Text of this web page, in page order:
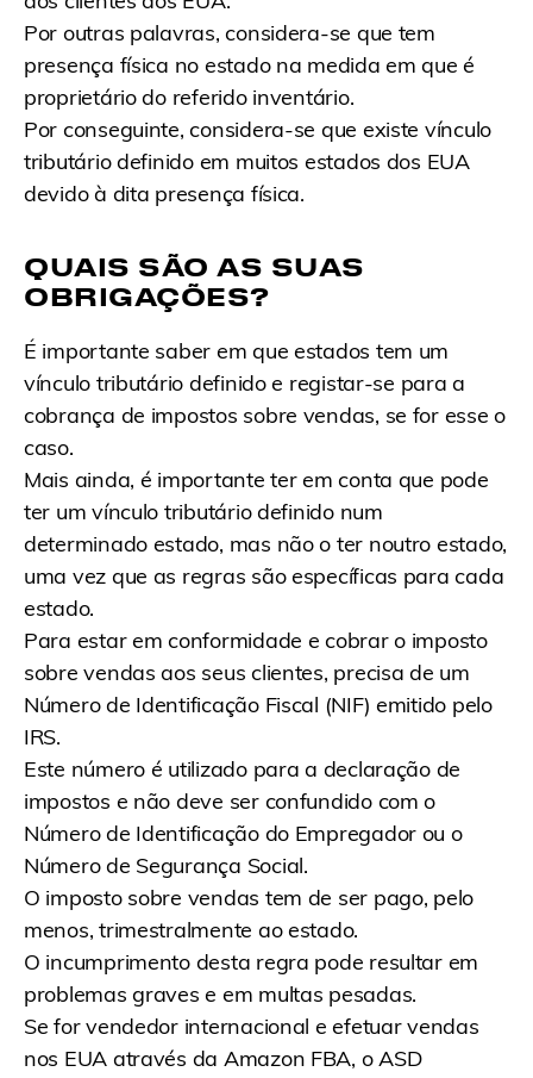
Por outras palavras, considera-se que tem
presença física no estado na medida em que é
proprietário do referido inventário.
Por conseguinte, considera-se que existe vínculo
tributário definido em muitos estados dos EUA
devido à dita presença física.
QUAIS SÃO AS SUAS
OBRIGAÇÕES?
É importante saber em que estados tem um
vínculo tributário definido e registar-se para a
cobrança de impostos sobre vendas, se for esse o
caso.
Mais ainda, é importante ter em conta que pode
ter um vínculo tributário definido num
determinado estado, mas não o ter noutro estado,
uma vez que as regras são específicas para cada
estado.
Para estar em conformidade e cobrar o imposto
sobre vendas aos seus clientes, precisa de um
Número de Identificação Fiscal (NIF) emitido pelo
IRS.
Este número é utilizado para a declaração de
impostos e não deve ser confundido com o
Número de Identificação do Empregador ou o
Número de Segurança Social.
O imposto sobre vendas tem de ser pago, pelo
menos, trimestralmente ao estado.
O incumprimento desta regra pode resultar em
problemas graves e em multas pesadas.
Se for vendedor internacional e efetuar vendas
nos EUA através da Amazon FBA, o ASD